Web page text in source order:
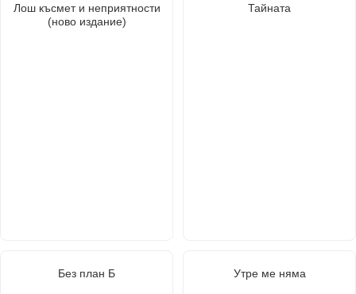
Лош късмет и неприятности
(ново издание)
Тайната
Без план Б Утре ме няма